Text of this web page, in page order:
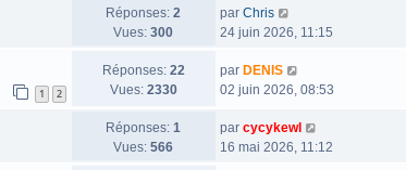
g
e
s
s
g
e
r
m
s
s
g
e
n
i
r
m
s
s
Réponses: 2
Vues: 300
D
e
n
i
r
m
par Chris
24 juin 2026, 11:15
1 2
Réponses: 22
Vues: 2330
D
e
n
i
par DENIS
02 juin 2026, 08:53
Réponses: 1
Vues: 566
D
e
par cycykewl
16 mai 2026, 11:12